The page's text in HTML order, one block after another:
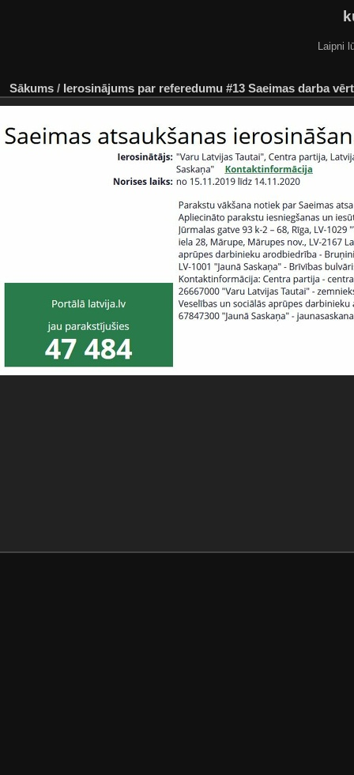
Laipni
Sākums / Ierosinājums par referedumu #13 Saeimas darba